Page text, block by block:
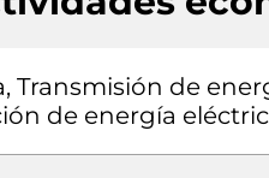
Transmisión de
de energía